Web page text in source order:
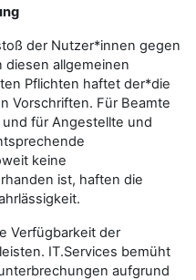
der Nutzer*innen gegen
diesen allgemeinen
Pflichten haftet der*die
Vorschriften. Für Beamte
für Angestellte und
keine
ist, haften die
Verfügbarkeit der
IT.Services bemüht
aufgrund